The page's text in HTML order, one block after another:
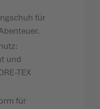
für
und
TEX
für